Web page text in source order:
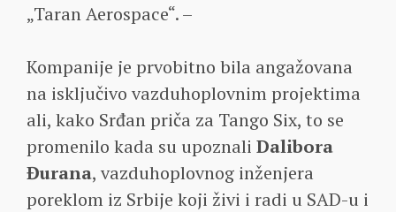
„Taran Aerospace“. –
Kompanije je prvobitno bila angažovana
na isključivo vazduhoplovnim projektima
ali, kako Srđan priča za Tango Six, to se
promenilo kada su upoznali Dalibora
Đurana, vazduhoplovnog inženjera
poreklom iz Srbije koji živi i radi u SAD-u i